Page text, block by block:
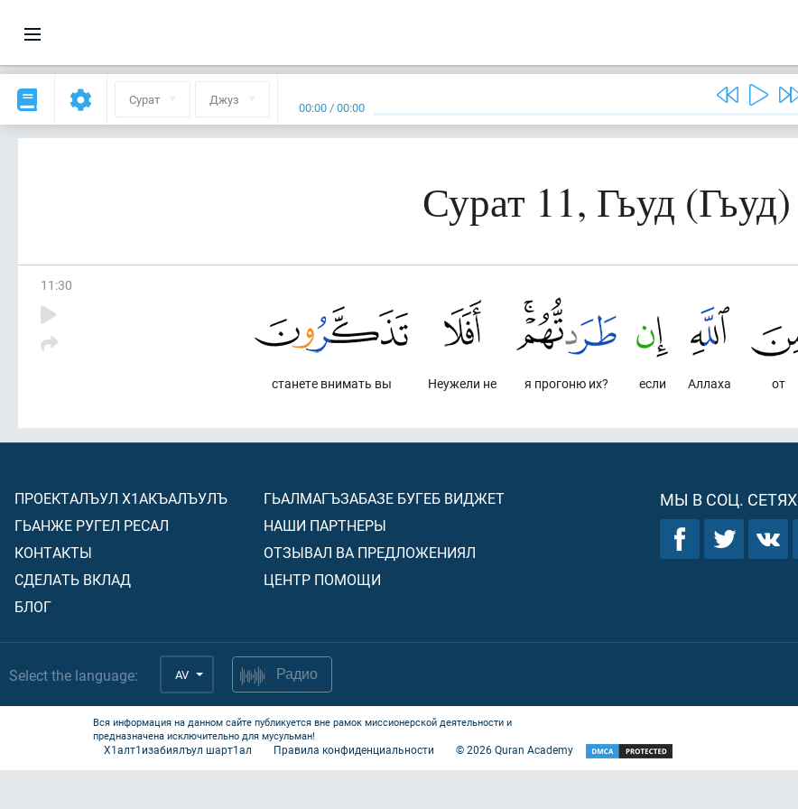
Сурат Джуз 00:00 /00:00
Сурат 11, Гьуд (Гьуд)
11 :30
от
Аллаха
если
я прогоню их?
Неужели не
станете внимать вы
ПРОЕКТАЛЪУЛ Х1АКЪАЛЪУЛЪ
ГЬАНЖЕ РУГЕЛ РЕСАЛ
КОНТАКТЫ
СДЕЛАТЬ ВКЛАД
БЛОГ
ГЬАЛМАГЪЗАБАЗЕ БУГЕБ ВИДЖЕТ
НАШИ ПАРТНЕРЫ
ОТЗЫВАЛ ВА ПРЕДЛОЖЕНИЯЛ
ЦЕНТР ПОМОЩИ
МЫ В СОЦ. СЕТЯХ
Select the language: AV Радио
Вся информация на данном сайте публикуется вне рамок миссионерской деятельности и
предназначена исключительно для мусульман!
Х1алт1изабиялъул шарт1ал Правила конфиденциальности ©2026Quran Academy